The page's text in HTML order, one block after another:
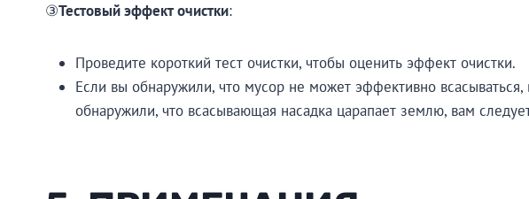
③Тестовый эффект очистки:
Проведите короткий тест очистки, чтобы оценить эффект очистки.
Если вы обнаружили, что мусор не может эффективно
обнаружили, что всасывающая насадка царапает землю, вам